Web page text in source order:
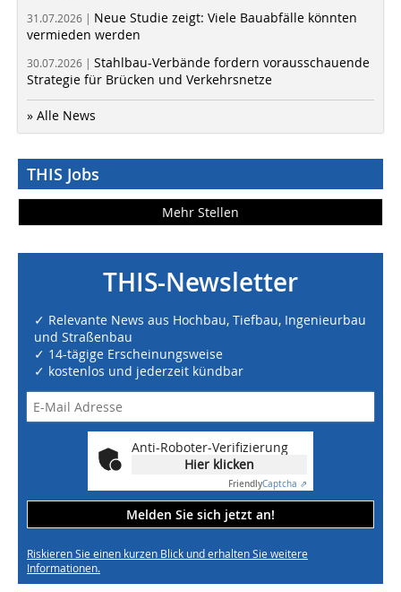
31.07.2026 | Neue Studie zeigt: Viele Bauabfälle könnten
vermieden werden
30.07.2026 | Stahlbau-Verbände fordern vorausschauende
Strategie für Brücken und Verkehrsnetze
» Alle News
THIS Jobs
Mehr Stellen
THIS-Newsletter
✓ Relevante News aus Hochbau, Tiefbau, Ingenieurbau
und Straßenbau
✓ 14-tägige Erscheinungsweise
✓ kostenlos und jederzeit kündbar
Anti-Roboter-Verifizierung
Hier klicken
FriendlyCaptcha ⇗
Melden Sie sich jetzt an!
Riskieren Sie einen kurzen Blick und erhalten Sie weitere
Informationen.